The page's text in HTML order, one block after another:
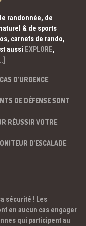
randonnée, de
& de sports
carnets de rando,
aussi EXPLORE,
D’URGENCE
DE DÉFENSE SONT
RÉUSSIR VOTRE
D’ESCALADE
sécurité ! Les
en aucun cas engager
qui participent au